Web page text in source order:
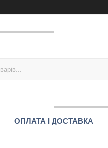
ОПЛАТА І ДОСТАВКА